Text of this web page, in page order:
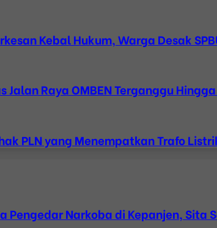
Kebal Hukum, Warga Desak
Raya OMBEN Terganggu
PLN yang Menempatkan Trafo
Pengedar Narkoba di Kepanjen, Sita